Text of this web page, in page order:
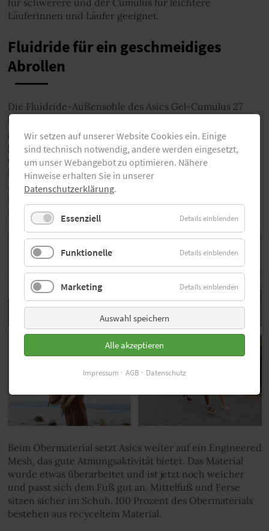
Läuferinnen und Läufer geeignet.
Fluidride für ein geschmeidiges
Abrollen
Die Fluidride-Außensohle des Asics Gel-Cumulus 27
besteht aus einem leichten Material und sorgt für ein
geschmeidiges Abrollen des Fußes, während sie
gleichzeitig eine gute Traktion bietet. Zudem verfügt
der Asics Gel-Cumulus 27 über eine breitere Sohle und
bietet damit als Neutralschuh recht viel Stabilität im
Abrollvorgang. Auch Läuferinnen und Läufer mit einer
leichten Instabilität können dadurch durchaus gut mit
ihm zurechtkommen.
Beim Obermaterial setzt Asics weiter auf ein Engineered
Mesh, das gute Atmungsaktivität bietet. Das Material
wurde etwas überarbeitet und ist jetzt noch weicher
und passt sich dem Fuß gut an. Mittelfuß und Ferse
sitzen sicher im Schuh. 100 Prozent des Obermaterials
bestehen aus recyceltem Material.
Wir setzen auf unserer Website Cookies ein. Einige
sind technisch notwendig, andere werden eingesetzt,
um unser Webangebot zu optimieren. Nähere
Hinweise erhalten Sie in unserer
Datenschutzerklärung.
Essenziell Details einblenden
Funktionelle Details einblenden
Marketing Details einblenden
Auswahl speichern
Alle akzeptieren
Impressum AGB Datenschutz